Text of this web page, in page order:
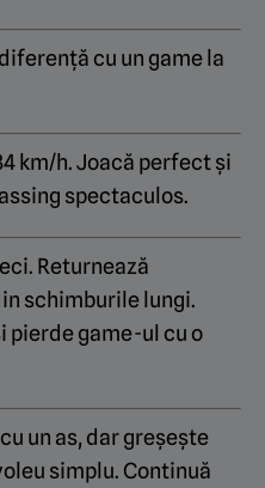
cu un game la
km/h. Joacă perfect și
spectaculos.
Returnează
schimburile lungi.
pierde game-ul cu o
un as, dar greșește
simplu. Continuă